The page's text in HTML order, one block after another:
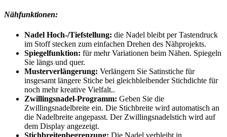
Nähfunktionen:
Nadel Hoch-/Tiefstellung: die Nadel bleibt per Tastendruck
im Stoff stecken zum einfachen Drehen des Nähprojekts.
Spiegelfunktion: für mehr Variationen beim Nähen. Spiegeln
Sie längs und quer.
Musterverlängerung: Verlängern Sie Satinstiche für
insgesamt längere Stiche bei gleichbleibender Stichdichte für
noch mehr kreative Vielfalt..
Zwillingsnadel-Programm: Geben Sie die
Zwillingsnadelbreite ein. Die Stichbreite wird automatisch an
die Nadelbreite angepasst. Der Zwillingsnadelstich wird auf
dem Display angezeigt.
Stichbreitenbegrenzung: Die Nadel verbleibt in